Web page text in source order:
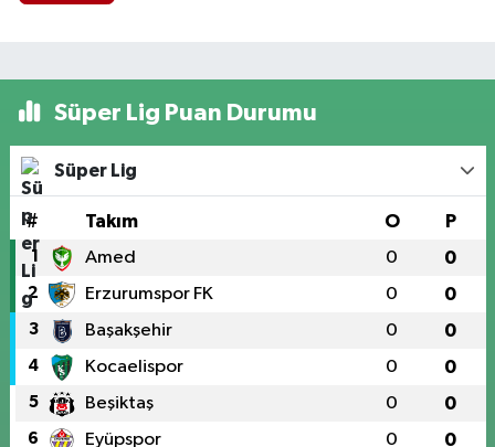
Süper Lig Puan Durumu
Süper Lig
# Takım O P
1 Amed 0 0
2 Erzurumspor FK 0 0
3 Başakşehir 0 0
4 Kocaelispor 0 0
5 Beşiktaş 0 0
6 Eyüpspor 0 0